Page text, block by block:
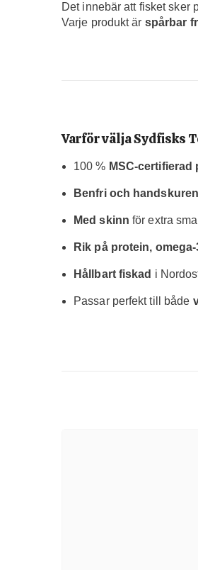
Det innebär att fisket sker
Varje produkt är spårbar
Varför välja Sydfisks
100 % MSC-
Benfri och handskuren
Med skinn för extra
Rik på protein,
Hållbart fiskad i
Passar perfekt till både